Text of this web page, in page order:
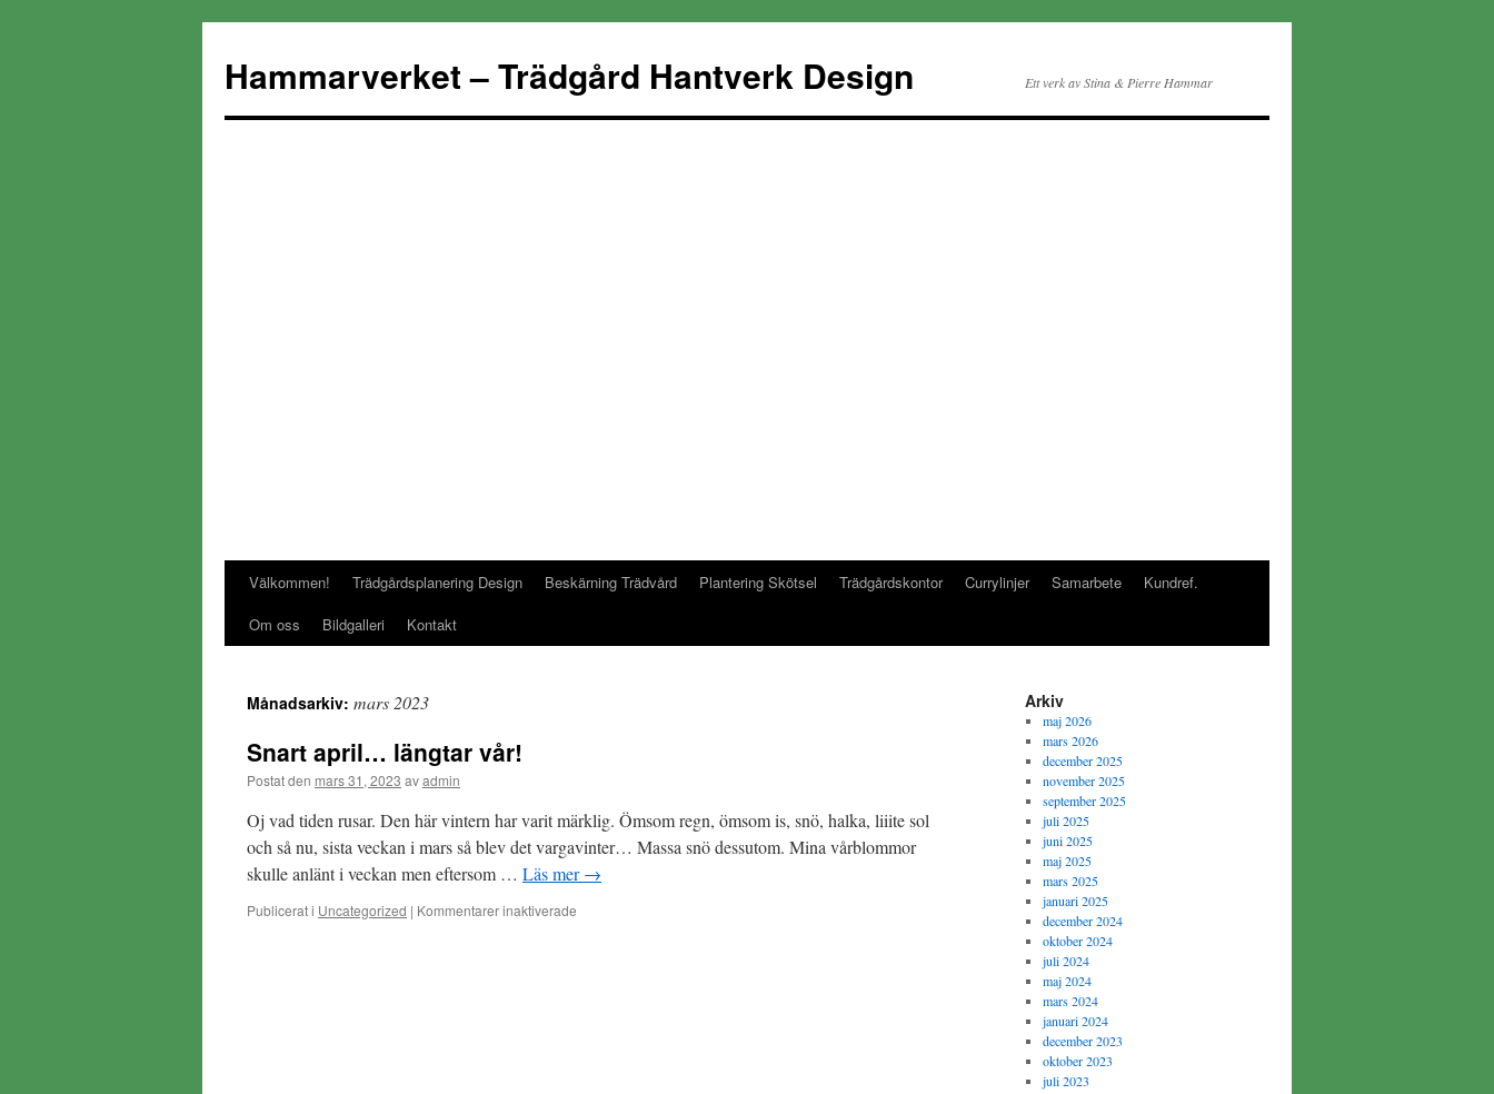
Hammarverket – Trädgård Hantverk Design Ett verk av Stina & Pierre Hammar
GåVälkommen! Trädgårdsplanering Design Beskärning Trädvård Plantering Skötsel Trädgårdskontor Currylinjer Samarbete
Kundref.
Om oss
Bildgalleri Kontakt
Månadsarkiv: mars 2023
Snart april… längtar vår!
Postat den mars 31, 2023 avadmin
Oj vad tiden rusar. Den här vintern har varit märklig. Ömsom regn, ömsom is, snö, halka, liiite sol
och så nu, sista veckan i mars så blev det vargavinter… Massa snö dessutom. Mina vårblommor
skulle anlänt i veckan men eftersom … Läs mer→
Publicerat i Uncategorized | Kommentarer inaktiverade
Arkiv
maj 2026
mars 2026
december 2025
november 2025
september 2025
juli 2025
juni 2025
maj 2025
mars 2025
januari 2025
december 2024
oktober 2024
juli 2024
maj 2024
mars 2024
januari 2024
december 2023
oktober 2023
juli 2023